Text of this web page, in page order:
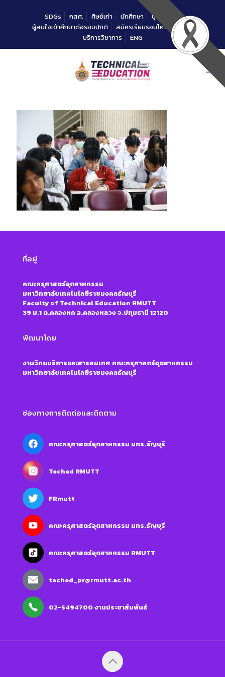
SDGs กสศ. ศิษย์เก่า นักศึกษา
บุคลากร
ผู้สนใจเข้าศึกษาต่อรอบปกติ
สมัครเรียนรอบโควตาคณะ
บริการวิชาการ
ENG
ที่อยู่
คณะครุศาสตร์อุตสาหกรรม
มหาวิทยาลัยเทคโนโลยีราชมงคลธัญบุรี
Faculty of Technical Education RMUTT
39 ม.1 ต.คลองหก อ.คลองหลวง จ.ปทุมธานี 12120
พัฒนาโดย
งานวิทยบริการและสารสนเทศ คณะครุศาสตร์อุตสาหกรรม
มหาวิทยาลัยเทคโนโลยีราชมงคลธัญบุรี
ช่องทางการติดต่อและติดตาม
คณะครุศาสตร์อุตสาหกรรม มทร.ธัญบุรี
Teched RMUTT
FRmutt
คณะครุศาสตร์อุตสาหกรรม มทร.ธัญบุรี
คณะครุศาสตร์อุตสาหกรรม RMUTT
teched_pr@rmutt.ac.th
02-5494700 งานประชาสัมพันธ์